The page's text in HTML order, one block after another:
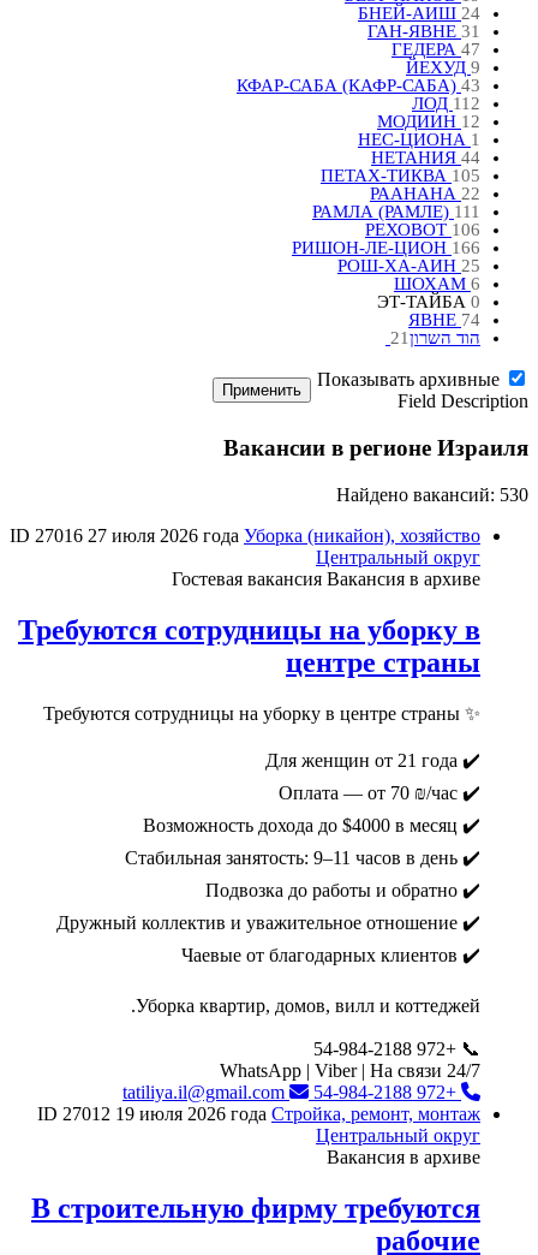
БНЕЙ-АИШ 24
ГАН-ЯВНЕ 31
ГЕДЕРА 47
ЙЕХУД 9
КФАР-САБА (КАФР-САБА) 43
ЛОД 112
МОДИИН 12
НЕС-ЦИОНА 1
НЕТАНИЯ 44
ПЕТАХ-ТИКВА 105
РААНАНА 22
РАМЛА (РАМЛЕ) 111
РЕХОВОТ 106
РИШОН-ЛЕ-ЦИОН 166
РОШ-ХА-АИН 25
ШОХАМ 6
ЭТ-ТАЙБА 0
ЯВНЕ 74
הוד השרון‎21
Показывать архивные
Field Description
Применить
Вакансии в регионе Израиля
Найдено вакансий: 530
ID 27016 27 июля 2026 года Уборка (никайон), хозяйство
Центральный округ
Гостевая вакансия Вакансия в архиве
Требуются сотрудницы на уборку в
центре страны
✨ Требуются сотрудницы на уборку в центре страны
✔️ Для женщин от 21 года
✔️ Оплата — от 70 ₪/час
✔️ Возможность дохода до $4000 в месяц
✔️ Стабильная занятость: 9–11 часов в день
✔️ Подвозка до работы и обратно
✔️ Дружный коллектив и уважительное отношение
✔️ Чаевые от благодарных клиентов
Уборка квартир, домов, вилл и коттеджей.
📞 +972 54-984-2188
WhatsApp | Viber | На связи 24/7
+972 54-984-2188
ID 27012 19 июля 2026 года Стройка, ремонт, монтаж
Центральный округ
Вакансия в архиве
В строительную фирму требуются
рабочие